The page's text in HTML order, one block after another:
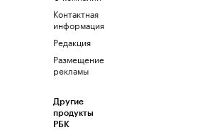
Контактная
информация
Редакция
Размещение
рекламы
Другие
продукты
РБК